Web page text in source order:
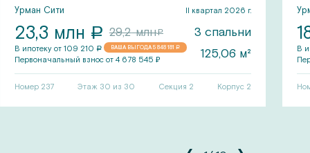
Урман Сити II квартал 2026 г.
23,3 млн a 29,2млнa 3 спальни
В ипотеку от 109 210 a ВАША ВЫГОДА 5 848 181 a
Первоначальный взнос от 4 678 545 ₽ 125,06 м²
Номер 237 Этаж 30 из 30 Секция 2 Корпус 2
В